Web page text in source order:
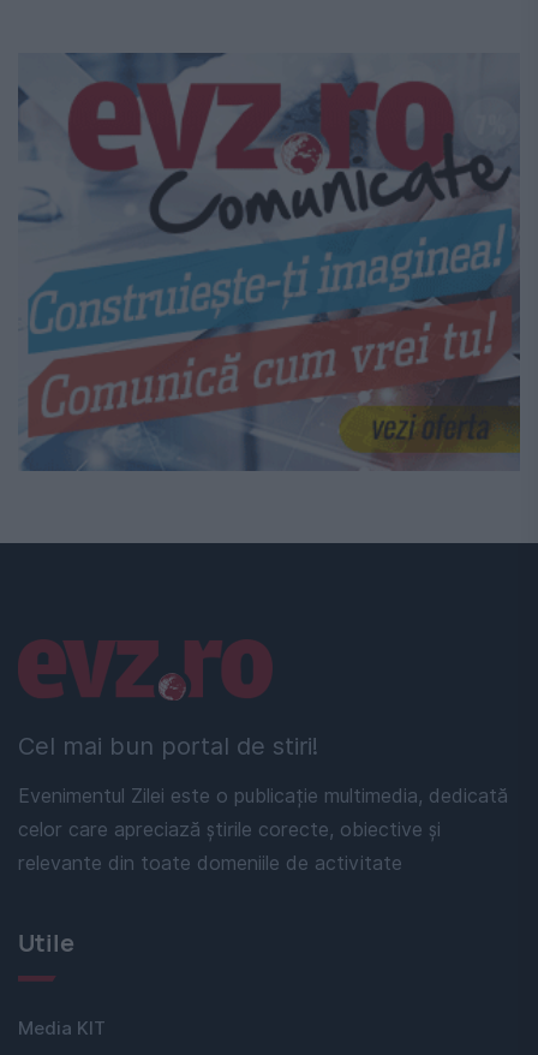
Cel mai bun portal de stiri!
Evenimentul Zilei este o publicație multimedia, dedicată
celor care apreciază știrile corecte, obiective și
relevante din toate domeniile de activitate
Linkuri utile
Utile
Media KIT